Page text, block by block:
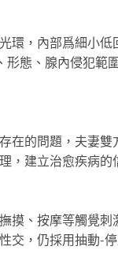
，內部爲細小低
態、腺內侵犯範
的問題，夫妻雙
，建立治愈疾病
、按摩等觸覺刺
交，仍採用抽動-